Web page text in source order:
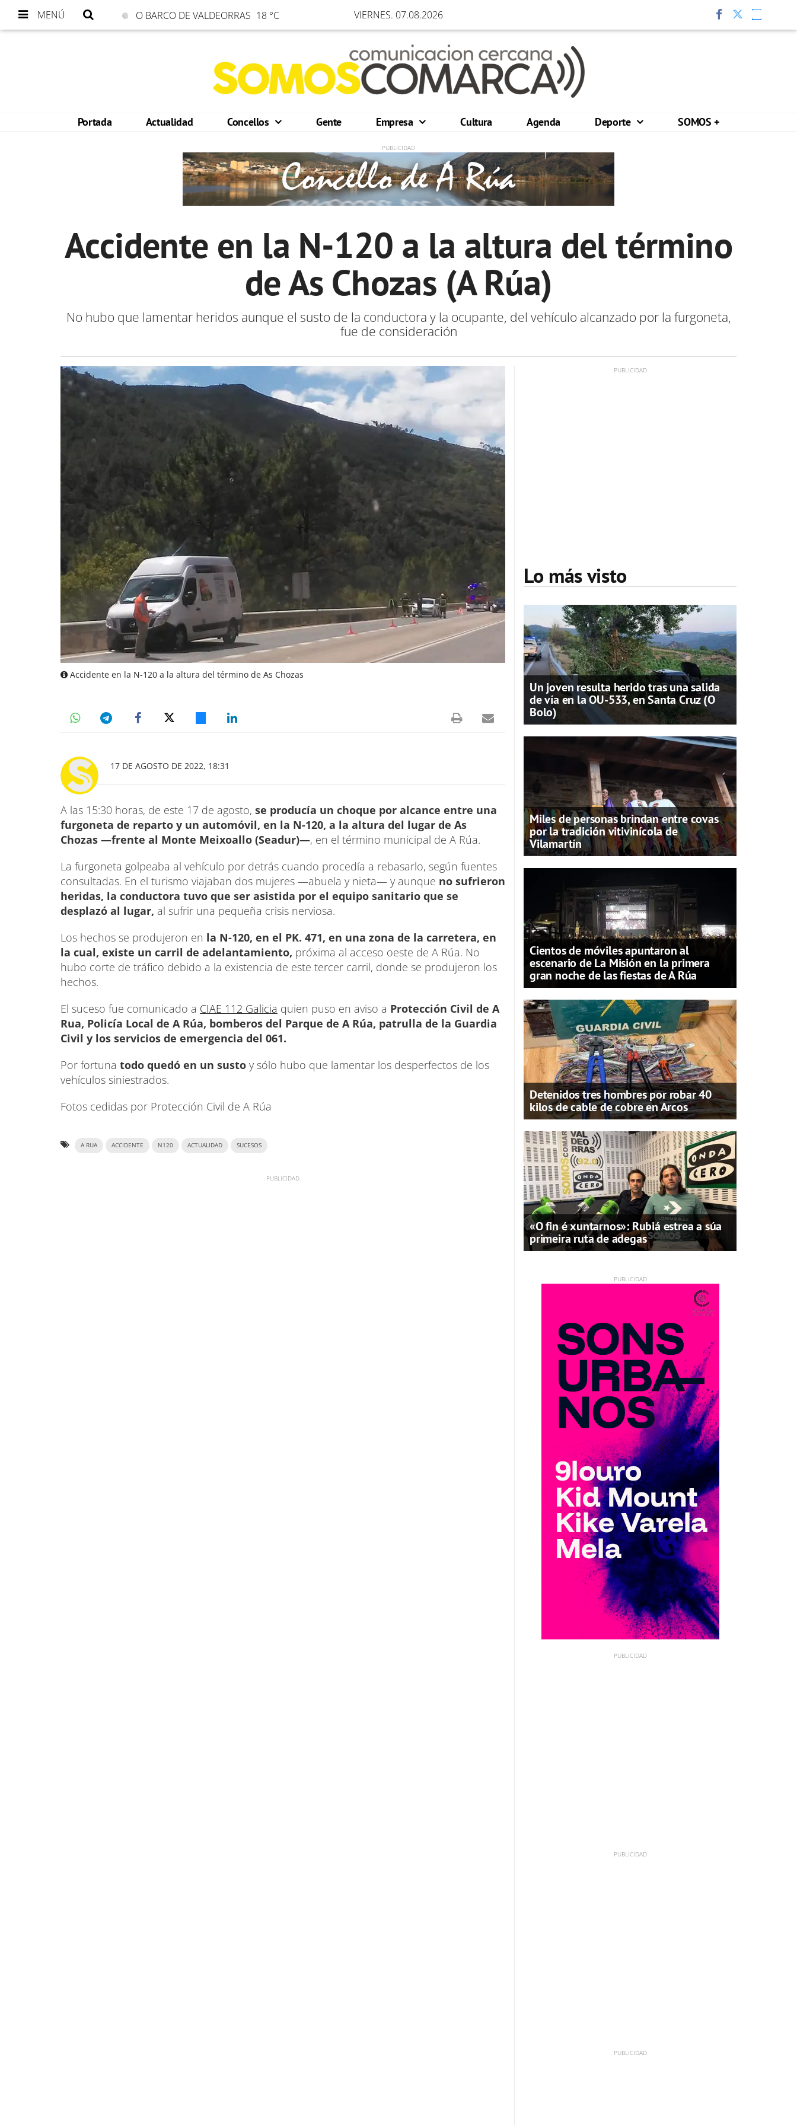
MENÚ O BARCO DE VALDEORRAS 18 °C VIERNES. 07.08.2026
Portada Actualidad Concellos Gente Empresa Cultura Agenda Deporte SOMOS +
Accidente en la N-120 a la altura del término
de As Chozas (A Rúa)
No hubo que lamentar heridos aunque el susto de la conductora y la ocupante, del vehículo alcanzado por la furgoneta,
fue de consideración
Accidente en la N-120 a la altura del término de As Chozas
17 DE AGOSTO DE 2022, 18:31
A las 15:30 horas, de este 17 de agosto, se producía un choque por alcance entre una
furgoneta de reparto y un automóvil, en la N-120, a la altura del lugar de As
Chozas —frente al Monte Meixoallo (Seadur)—, en el término municipal de A Rúa.
La furgoneta golpeaba al vehículo por detrás cuando procedía a rebasarlo, según fuentes
consultadas. En el turismo viajaban dos mujeres —abuela y nieta— y aunque no sufrieron
heridas, la conductora tuvo que ser asistida por el equipo sanitario que se
desplazó al lugar, al sufrir una pequeña crisis nerviosa.
Los hechos se produjeron en la N-120, en el PK. 471, en una zona de la carretera, en
la cual, existe un carril de adelantamiento, próxima al acceso oeste de A Rúa. No
hubo corte de tráfico debido a la existencia de este tercer carril, donde se produjeron los
hechos.
El suceso fue comunicado a CIAE 112 Galicia quien puso en aviso a Protección Civil de A
Rua, Policía Local de A Rúa, bomberos del Parque de A Rúa, patrulla de la Guardia
Civil y los servicios de emergencia del 061.
Por fortuna todo quedó en un susto y sólo hubo que lamentar los desperfectos de los
vehículos siniestrados.
Fotos cedidas por Protección Civil de A Rúa
A RUA ACCIDENTE N120 ACTUALIDAD SUCESOS
Lo más visto
Un joven resulta herido tras una salida
de vía en la OU-533, en Santa Cruz (O
Bolo)
Miles de personas brindan entre covas
por la tradición vitivinícola de
Vilamartín
Cientos de móviles apuntaron al
escenario de La Misión en la primera
gran noche de las fiestas de A Rúa
Detenidos tres hombres por robar 40
kilos de cable de cobre en Arcos
«O fin é xuntarnos»: Rubiá estrea a súa
primeira ruta de adegas